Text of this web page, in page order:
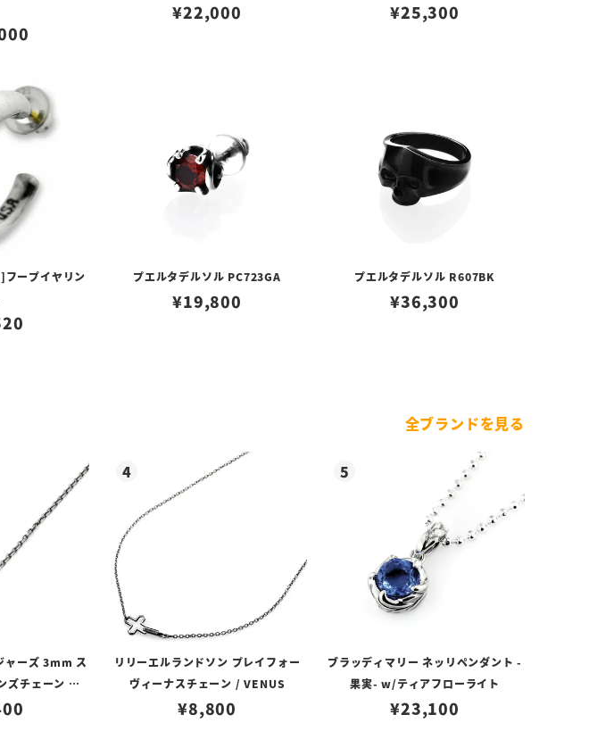
¥22,000 ¥25,300
ープイヤリン
プエルタデルソル PC723GA
¥19,800
プエルタデルソル R607BK
¥36,300
全ブランドを見る
ャーズ 3mm ス
ズチェーン w/
LTロゴプレート
リリーエルランドソン プレイフォー
ヴィーナスチェーン / VENUS
¥8,800
ブラッディマリー ネッリペンダント -
果実- w/ティアフローライト
¥23,100